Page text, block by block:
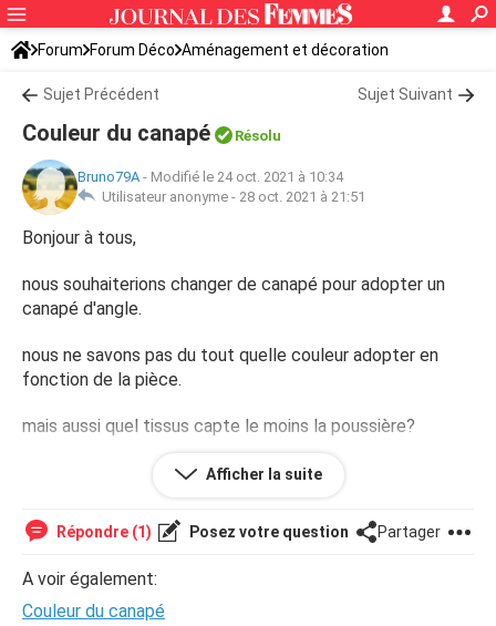
Forum Forum Déco Aménagement et décoration
Idées déco, aménagement
Sujet Précédent Sujet Suivant
Couleur du canapé Résolu
Bruno79A- Modifié le 24 oct. 2021 à 10:34
Utilisateur anonyme - 28 oct. 2021 à 21:51
Bonjour à tous,
nous souhaiterions changer de canapé pour adopter un
canapé d'angle.
nous ne savons pas du tout quelle couleur adopter en
fonction de la pièce.
mais aussi quel tissus capte le moins la poussière?
auriez-vous des idées?
merci par avance.
Afficher la suite
Répondre (1) Posez votre question Partager
A voir également:
Couleur du canapé